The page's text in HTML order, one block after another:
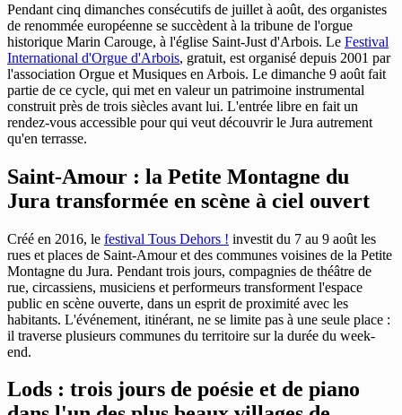
Pendant cinq dimanches consécutifs de juillet à août, des organistes
de renommée européenne se succèdent à la tribune de l'orgue
historique Marin Carouge, à l'église Saint-Just d'Arbois. Le Festival
International d'Orgue d'Arbois, gratuit, est organisé depuis 2001 par
l'association Orgue et Musiques en Arbois. Le dimanche 9 août fait
partie de ce cycle, qui met en valeur un patrimoine instrumental
construit près de trois siècles avant lui. L'entrée libre en fait un
rendez-vous accessible pour qui veut découvrir le Jura autrement
qu'en terrasse.
Saint-Amour : la Petite Montagne du
Jura transformée en scène à ciel ouvert
Créé en 2016, le festival Tous Dehors ! investit du 7 au 9 août les
rues et places de Saint-Amour et des communes voisines de la Petite
Montagne du Jura. Pendant trois jours, compagnies de théâtre de
rue, circassiens, musiciens et performeurs transforment l'espace
public en scène ouverte, dans un esprit de proximité avec les
habitants. L'événement, itinérant, ne se limite pas à une seule place :
il traverse plusieurs communes du territoire sur la durée du week-
end.
Lods : trois jours de poésie et de piano